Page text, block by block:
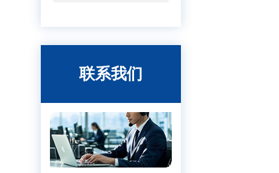
联系我们